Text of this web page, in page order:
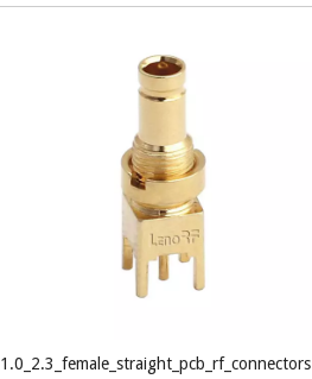
1.0_2.3_female_straight_pcb_rf_connectors